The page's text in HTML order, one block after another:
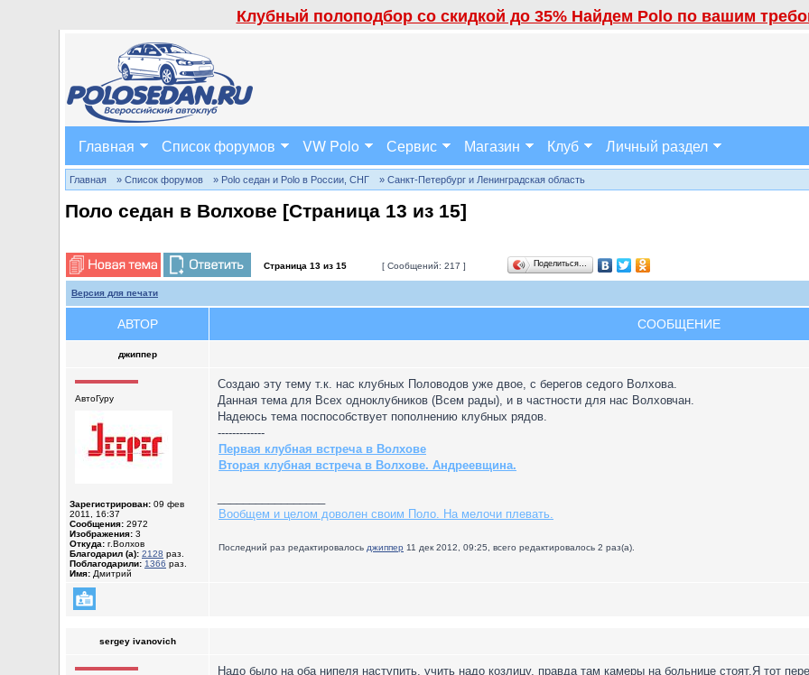
Клубный полоподбор со скидкой до 35% Найдем Polo по вашим
Главная Список форумов VW Polo Сервис Магазин Клуб Личный раздел
Главная » Список форумов » Polo седан и Polo в России, СНГ » Санкт-Петербург и Ленинградская область
Поло седан в Волхове [Страница 13 из 15]
Страница 13 из 15 [ Сообщений: 217 ] Поделиться…
Версия для печати
АВТОР СООБЩЕНИЕ
джиппер
АвтоГуру
Зарегистрирован: 09 фев
2011, 16:37
Сообщения: 2972
Изображения: 3
Откуда: г.Волхов
Благодарил (а): 2128 раз.
Поблагодарили: 1366 раз.
Имя: Дмитрий
Создаю эту тему т.к. нас клубных Половодов уже двое, с берегов седого Волхова.
Данная тема для Всех одноклубников (Всем рады), и в частности для нас Волховчан.
Надеюсь тема поспособствует пополнению клубных рядов.
-------------
Первая клубная встреча в Волхове
Вторая клубная встреча в Волхове. Андреевщина.
Вообщем и целом доволен своим Поло. На мелочи плевать.
Последний раз редактировалось джиппер 11 дек 2012, 09:25, всего редактировалось 2 раз(а).
sergey ivanovich
Надо было на оба нипеля наступить, учить надо козлицу, правда там камеры на больнице стоят.Я тот